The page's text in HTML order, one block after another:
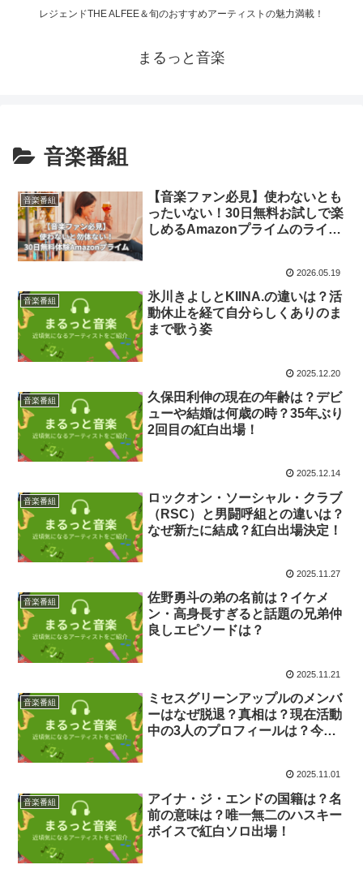
レジェンドTHE ALFEE＆旬のおすすめアーティストの魅力満載！
まるっと音楽
音楽番組
音楽番組
【音楽ファン必見】使わないとも
ったいない！30日無料お試しで楽
しめるAmazonプライムのライブ
2026.05.19
音楽番組
氷川きよしとKIINA.の違いは？活
動休止を経て自分らしくありのま
まで歌う姿
2025.12.20
音楽番組
久保田利伸の現在の年齢は？デビ
ューや結婚は何歳の時？35年ぶり
2回目の紅白出場！
2025.12.14
音楽番組
ロックオン・ソーシャル・クラブ
（RSC）と男闘呼組との違いは？
なぜ新たに結成？紅白出場決定！
2025.11.27
音楽番組
佐野勇斗の弟の名前は？イケメ
ン・高身長すぎると話題の兄弟仲
良しエピソードは？
2025.11.21
音楽番組
ミセスグリーンアップルのメンバ
ーはなぜ脱退？真相は？現在活動
中の3人のプロフィールは？今年
2025.11.01
音楽番組
アイナ・ジ・エンドの国籍は？名
前の意味は？唯一無二のハスキー
ボイスで紅白ソロ出場！